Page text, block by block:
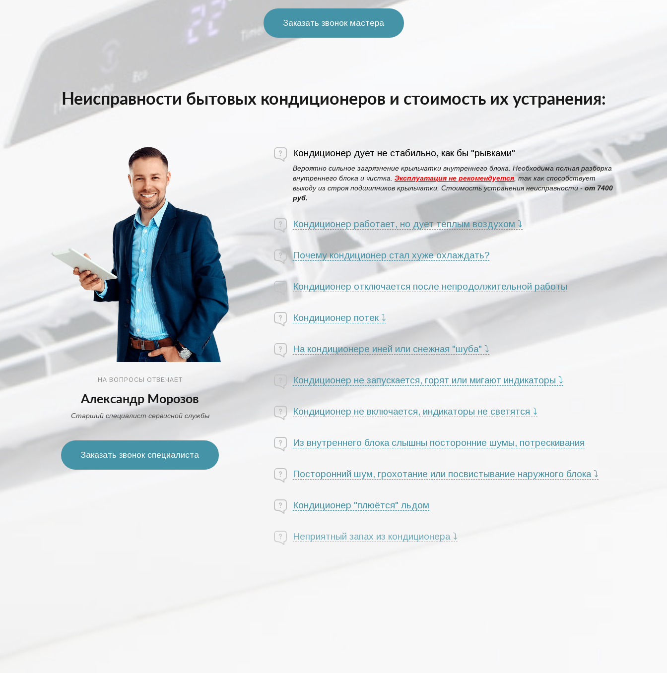
Заказать звонок мастера
Неисправности бытовых кондиционеров и стоимость их устранения:
НА ВОПРОСЫ ОТВЕЧАЕТ
Александр Морозов
Старший специалист сервисной службы
Заказать звонок специалиста
Кондиционер дует не стабильно, как бы "рывками"
Вероятно сильное загрязнение крыльчатки внутреннего блока. Необходима полная разборка
внутреннего блока и чистка. Эксплуатация не рекомендуется, так как способствует
выходу из строя подшипников крыльчатки. Стоимость устранения неисправности -от 7400
руб.
Кондиционер работает, но дует тёплым воздухом ⤵
Почему кондиционер стал хуже охлаждать?
Кондиционер отключается после непродолжительной работы
Кондиционер потек ⤵
На кондиционере иней или снежная "шуба" ⤵
Кондиционер не запускается, горят или мигают индикаторы ⤵
Кондиционер не включается, индикаторы не светятся ⤵
Из внутреннего блока слышны посторонние шумы, потрескивания
Посторонний шум, грохотание или посвистывание наружного блока ⤵
Кондиционер "плюётся" льдом
Неприятный запах из кондиционера ⤵